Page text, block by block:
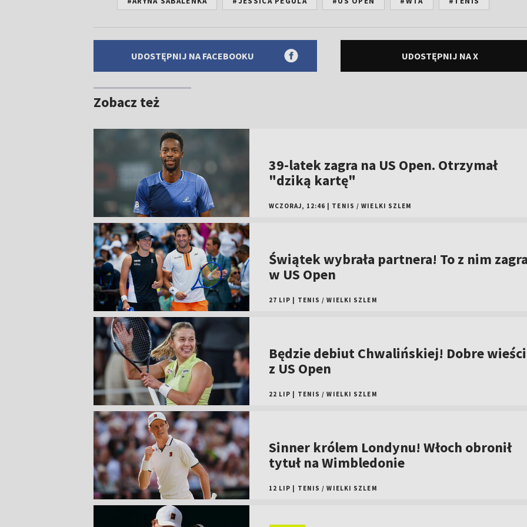
UDOSTĘPNIJ NA FACEBOOKU UDOSTĘPNIJ NA X
Zobacz też
39-latek zagra na US Open. Otrzymał
"dziką kartę"
WCZORAJ, 12:46 TENIS / WIELKI SZLEM
Świątek wybrała partnera! To z nim
w US Open
27 LIP TENIS / WIELKI SZLEM
Będzie debiut Chwalińskiej! Dobre wieści
z US Open
22 LIP TENIS / WIELKI SZLEM
Sinner królem Londynu! Włoch obronił
tytuł na Wimbledonie
12 LIP TENIS / WIELKI SZLEM